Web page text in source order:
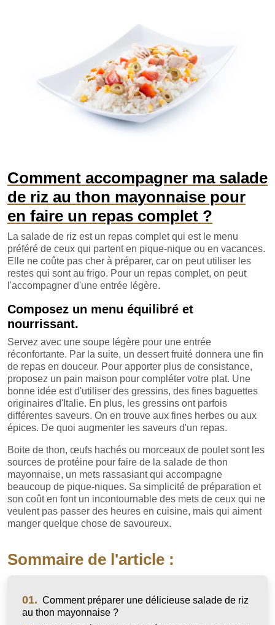
Comment accompagner ma salade
de riz au thon mayonnaise pour
en faire un repas complet ?
La salade de riz est un repas complet qui est le menu
préféré de ceux qui partent en pique-nique ou en vacances.
Elle ne coûte pas cher à préparer, car on peut utiliser les
restes qui sont au frigo. Pour un repas complet, on peut
l'accompagner d'une entrée légère.
Composez un menu équilibré et
nourrissant.
Servez avec une soupe légère pour une entrée
réconfortante. Par la suite, un dessert fruité donnera une fin
de repas en douceur. Pour apporter plus de consistance,
proposez un pain maison pour compléter votre plat. Une
bonne idée est d'utiliser des gressins, des fines baguettes
originaires d'Italie. En plus, les gressins ont parfois
différentes saveurs. On en trouve aux fines herbes ou aux
épices. De quoi augmenter les saveurs d'un repas.
Boite de thon, œufs hachés ou morceaux de poulet sont les
sources de protéine pour faire de la salade de thon
mayonnaise, un mets rassasiant qui accompagne
beaucoup de pique-niques. Sa simplicité de préparation et
son coût en font un incontournable des mets de ceux qui ne
veulent pas passer des heures en cuisine, mais qui aiment
manger quelque chose de savoureux.
Sommaire de l'article :
01. Comment préparer une délicieuse salade de riz
au thon mayonnaise ?